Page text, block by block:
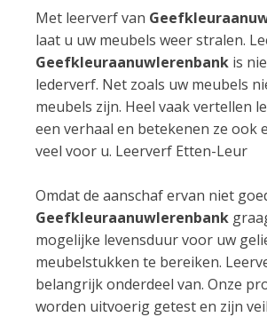
Met leerverf van
laat u uw meubels weer stralen.
Geefkleuraanuwlerenbank is
lederverf. Net zoals uw meubels
meubels zijn. Heel vaak vertellen
een verhaal en betekenen ze ook
veel voor u. Leerverf Etten-Leur
Omdat de aanschaf ervan niet
Geefkleuraanuwlerenbank
mogelijke levensduur voor uw
meubelstukken te bereiken.
belangrijk onderdeel van. Onze
worden uitvoerig getest en zijn